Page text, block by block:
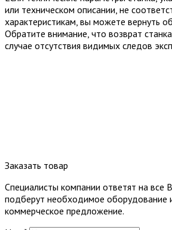
или техническом описании, не
характеристикам, вы можете вернуть
Обратите внимание, что возврат
случае отсутствия видимых следов
Заказать товар
Специалисты компании ответят на все
подберут необходимое оборудование
коммерческое предложение.